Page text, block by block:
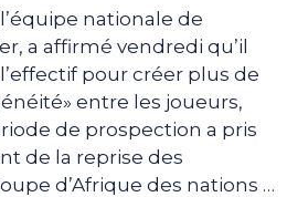
nationale de
a affirmé vendredi qu’il
pour créer plus de
entre les joueurs,
de prospection a pris
de la reprise des
d’Afrique des nations …